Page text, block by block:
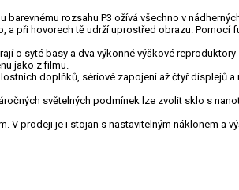
rozsahu P3 ožívá všechno v
a při hovorech tě udrží uprostřed obrazu.
o syté basy a dva výkonné výškové
jako z filmu.
doplňků, sériové zapojení až čtyř displejů
světelných podmínek lze zvolit sklo s
V prodeji je i stojan s nastavitelným náklonem a